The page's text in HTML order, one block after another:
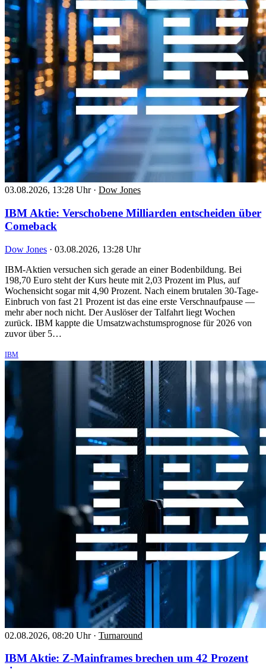
03.08.2026, 13:28 Uhr · Dow Jones
IBM Aktie: Verschobene Milliarden entscheiden über
Comeback
Dow Jones · 03.08.2026, 13:28 Uhr
IBM-Aktien versuchen sich gerade an einer Bodenbildung. Bei
198,70 Euro steht der Kurs heute mit 2,03 Prozent im Plus, auf
Wochensicht sogar mit 4,90 Prozent. Nach einem brutalen 30-Tage-
Einbruch von fast 21 Prozent ist das eine erste Verschnaufpause —
mehr aber noch nicht. Der Auslöser der Talfahrt liegt Wochen
zurück. IBM kappte die Umsatzwachstumsprognose für 2026 von
zuvor über 5…
IBM
02.08.2026, 08:20 Uhr · Turnaround
IBM Aktie: Z-Mainframes brechen um 42 Prozent